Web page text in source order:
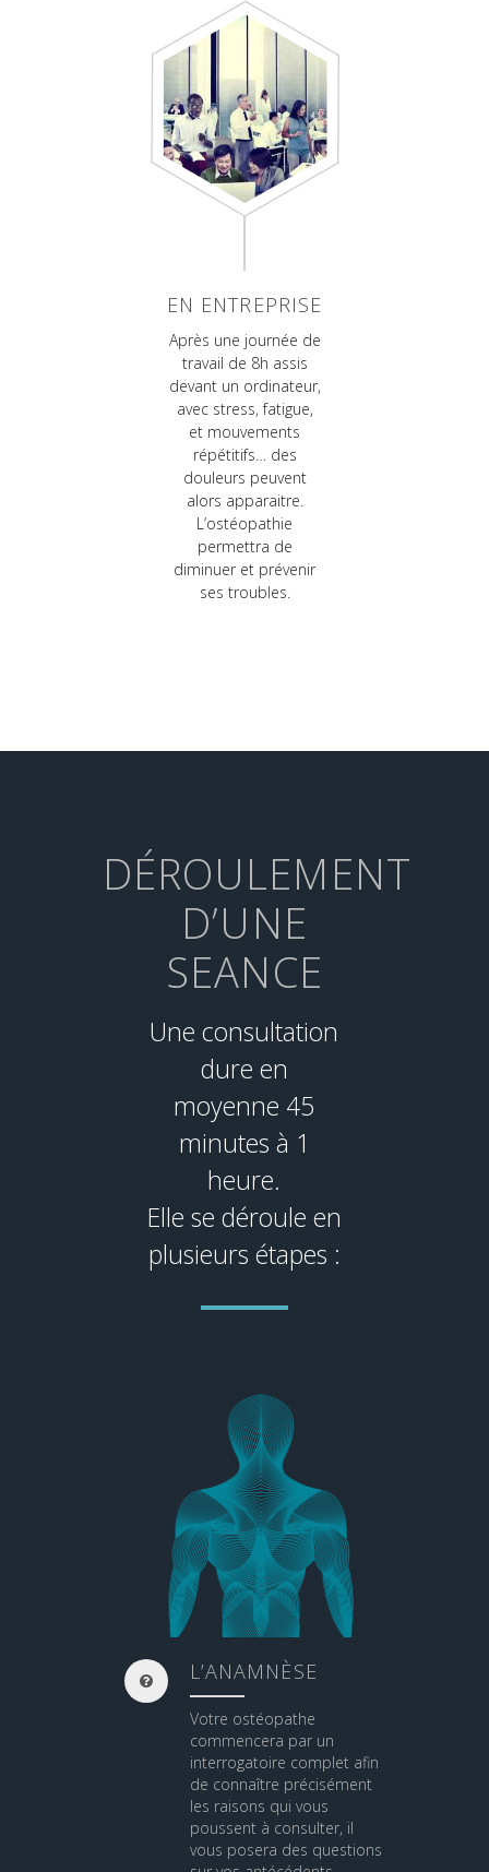
EN ENTREPRISE
Après une journée de
travail de 8h assis
devant un ordinateur,
avec stress, fatigue,
et mouvements
répétitifs… des
douleurs peuvent
alors apparaitre.
L’ostéopathie
permettra de
diminuer et prévenir
ses troubles.
DÉROULEMENT
D’UNE
SEANCE
Une consultation
dure en
moyenne 45
minutes à 1
heure.
Elle se déroule en
plusieurs étapes :
L’ANAMNÈSE
Votre ostéopathe
commencera par un
interrogatoire complet afin
de connaître précisément
les raisons qui vous
poussent à consulter, il
vous posera des questions